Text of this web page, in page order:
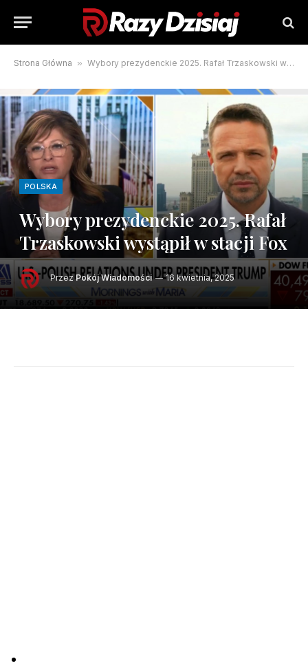
Strona Główna » Wybory prezydenckie 2025. Rafał Trzaskowski wystąpił w stacji Fox
POLSKA
Wybory prezydenckie 2025. Rafał
Trzaskowski wystąpił w stacji Fox
Przez Pokój Wiadomości 16 kwietnia, 2025